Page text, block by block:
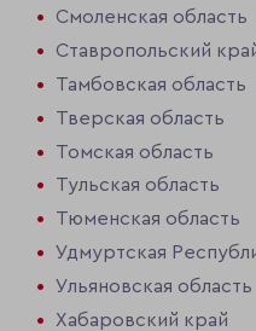
Смоленская область
Ставропольский
Тамбовская область
Тверская область
Томская область
Тульская область
Тюменская область
Удмуртская
Ульяновская область
Хабаровский край